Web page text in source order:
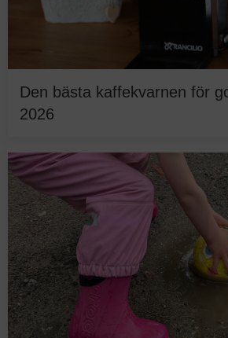
Den bästa kaffekvarnen för
2026